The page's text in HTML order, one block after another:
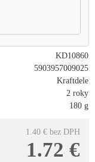
KD10860
5903957009025
Kraftdele
2 roky
180 g
1.40 € bez DPH
1.72 €